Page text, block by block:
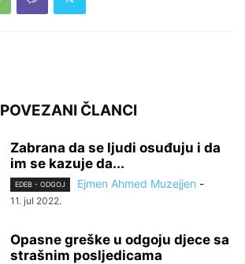
POVEZANI ČLANCI
Zabrana da se ljudi osuđuju i da
im se kazuje da...
EDEB - ODGOJ Ejmen Ahmed Muzejjen -
11. jul 2022.
Opasne greške u odgoju djece sa
strašnim posljedicama